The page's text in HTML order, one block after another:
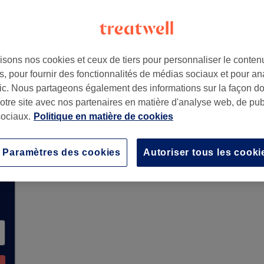
France
de réservations sur Treatwell. Utilisez la
dans votre région.
Vous y trouverez
nos cookies et ceux de tiers pour personnaliser le
pour fournir des fonctionnalités de médias sociaux et pour
Nous partageons également des informations sur la façon
site avec nos partenaires en matière d'analyse web, de
Politique en matière de cookies
Autoriser tous les
Paramètres des cookies